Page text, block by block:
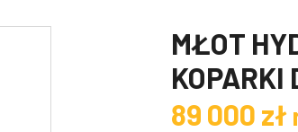
MŁOT
KOPARKI
89 000 zł